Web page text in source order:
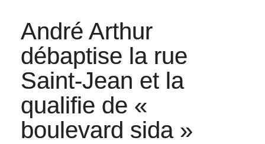
André Arthur
débaptise la rue
Saint-Jean et la
qualifie de «
boulevard sida »